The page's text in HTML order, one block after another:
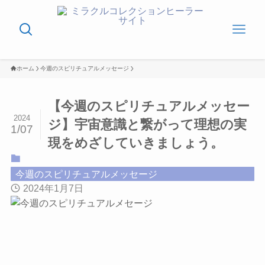
ホーム 今週のスピリチュアルメッセージ
【今週のスピリチュアルメッセー
ジ】宇宙意識と繋がって理想の実
現をめざしていきましょう。
2024
1/07
今週のスピリチュアルメッセージ
2024年1月7日